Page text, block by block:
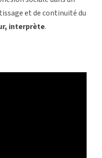
et de continuité du
interprète.